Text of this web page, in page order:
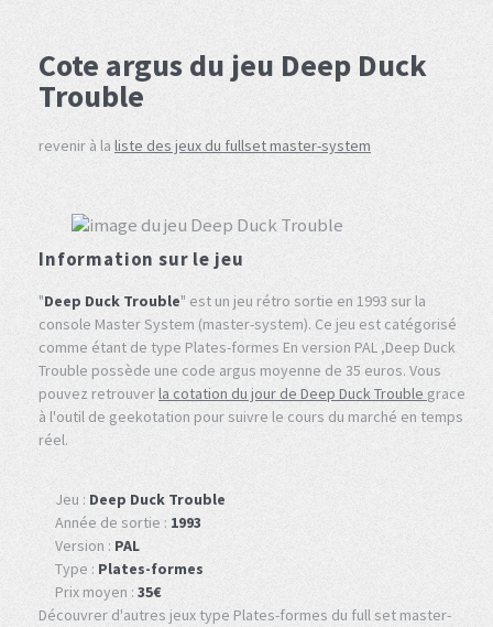
Cote argus du jeu Deep Duck
Trouble
revenir à la liste des jeux du fullset master-system
Information sur le jeu
"Deep Duck Trouble" est un jeu rétro sortie en 1993 sur la
console Master System (master-system). Ce jeu est catégorisé
comme étant de type Plates-formes En version PAL ,Deep Duck
Trouble possède une code argus moyenne de 35 euros. Vous
pouvez retrouverla cotation du jour de Deep Duck Trouble grace
à l'outil de geekotation pour suivre le cours du marché en temps
réel.
Jeu : Deep Duck Trouble
Année de sortie : 1993
Version : PAL
Type : Plates-formes
Prix moyen : 35€
Découvrer d'autres jeux type Plates-formes du full set master-